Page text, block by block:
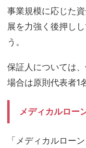
事業規模に応じた
展を力強く後押し
う。
保証人については
場合は原則代表者1
メディカルロー
「メディカルロー